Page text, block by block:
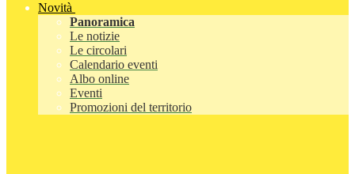
Novità
Panoramica
Le notizie
Le circolari
Calendario eventi
Albo online
Eventi
Promozioni del territorio